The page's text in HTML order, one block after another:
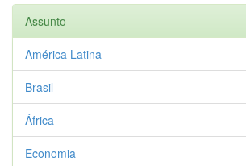
Assunto
América Latina
Brasil
África
Economia